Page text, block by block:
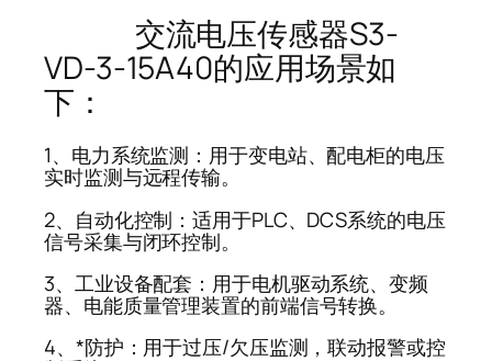
交流电压传感器S3-
VD-3-15A40的应用场景如
下：
1、电力系统监测：用于变电站、配电柜的电压
实时监测与远程传输。
2、自动化控制：适用于PLC、DCS系统的电压
信号采集与闭环控制。
3、工业设备配套：用于电机驱动系统、变频
器、电能质量管理装置的前端信号转换。
4、*防护：用于过压/欠压监测，联动报警或控